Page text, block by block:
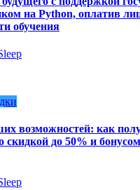
на Python, оплатив
обучения
возможностей: как
скидкой до 50% и